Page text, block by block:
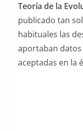
Teoría de la
publicado tan
habituales las
aportaban
aceptadas en la